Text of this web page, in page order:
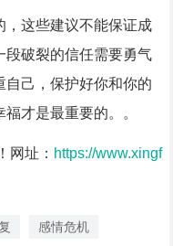
，这些建议不能保证成
段破裂的信任需要勇气
己，保护好你和你的
才是最重要的。。
网址： https://www.xingf
感情危机